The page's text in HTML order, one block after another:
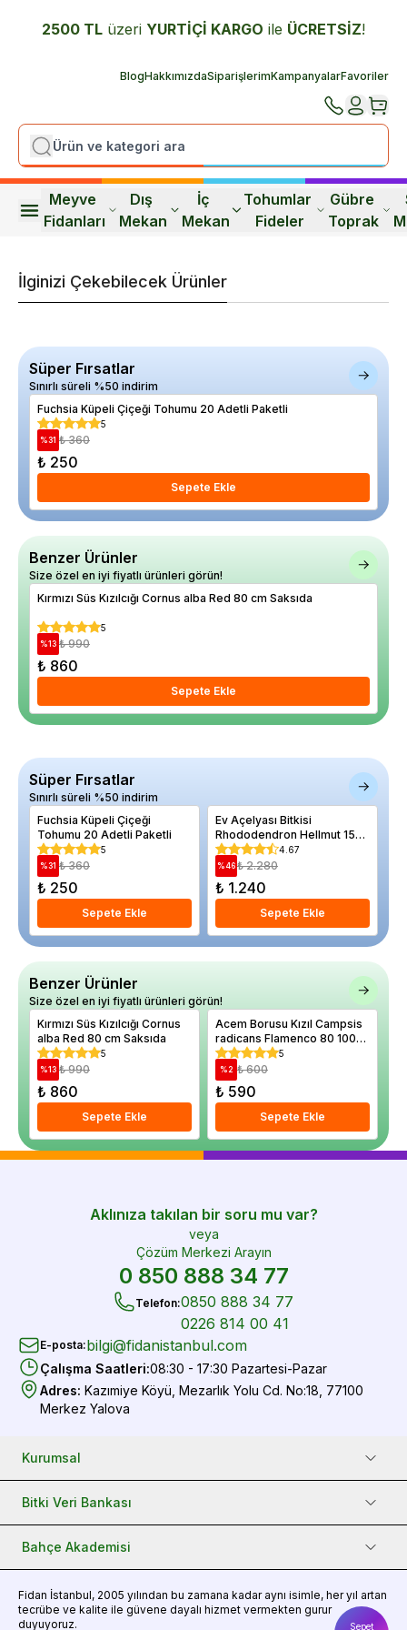
2500 TL üzeri YURTİÇİ KARGO ile ÜCRETSİZ!
BlogHakkımızdaSiparişlerimKampanyalarFavoriler
Meyve
Fidanları
Dış
Mekan
İç
Mekan
Tohumlar
Fideler
Gübre
Toprak
Sepet
İlginizi Çekebilecek Ürünler
Süper Fırsatlar
Sınırlı süreli %50 indirim
Fuchsia Küpeli Çiçeği Tohumu 20 Adetli Paketli
5
%31 ₺ 360
₺ 250
Sepete Ekle
Benzer Ürünler
Size özel en iyi fiyatlı ürünleri görün!
Kırmızı Süs Kızılcığı Cornus alba Red 80 cm Saksıda
5
%13 ₺ 990
₺ 860
Sepete Ekle
Süper Fırsatlar
Sınırlı süreli %50 indirim
Fuchsia Küpeli Çiçeği
Tohumu 20 Adetli Paketli
5
%31 ₺ 360
₺ 250
Sepete Ekle
Ev Açelyası Bitkisi
Rhododendron Hellmut 15
20 cm Saksıda
4.67
%46 ₺ 2.280
₺ 1.240
Sepete Ekle
Benzer Ürünler
Size özel en iyi fiyatlı ürünleri görün!
Kırmızı Süs Kızılcığı Cornus
alba Red 80 cm Saksıda
5
%13 ₺ 990
₺ 860
Sepete Ekle
Acem Borusu Kızıl Campsis
radicans Flamenco 80 100
cm
5
%2 ₺ 600
₺ 590
Sepete Ekle
Aklınıza takılan bir soru mu var?
veya
Çözüm Merkezi Arayın
0 850 888 34 77
Telefon:0850 888 34 77
0226 814 00 41
E-posta:bilgi@fidanistanbul.com
Çalışma Saatleri:08:30 - 17:30 Pazartesi-Pazar
Adres: Kazımiye Köyü, Mezarlık Yolu Cd. No:18, 77100
Merkez Yalova
Kurumsal
Bitki Veri Bankası
Bahçe Akademisi
Fidan İstanbul, 2005 yılından bu zamana kadar aynı isimle, her yıl artan
tecrübe ve kalite ile güvene dayalı hizmet vermekten gurur
duyuyoruz.